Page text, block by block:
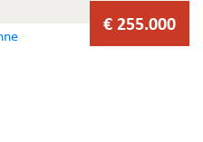
€ 255.000